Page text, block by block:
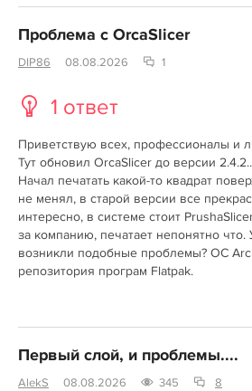
Проблема с OrcaSlicer
DIP86 08.08.2026 1
1 ответ
Приветствую всех, профессионалы и
Тут обновил OrcaSlicer до версии
Начал печатать какой-то квадрат
не менял, в старой версии все
интересно, в системе стоит
за компанию, печатает непонятно что.
возникли подобные проблемы? ОС
репозитория програм Flatpak.
Первый слой, и проблемы....
AlekS 08.08.2026 345 8